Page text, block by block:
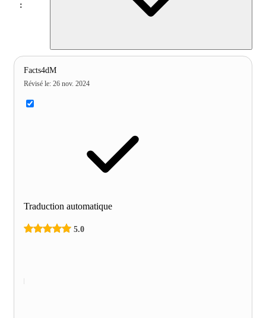
:
Facts4dM
Révisé le: 26 nov. 2024
Traduction automatique
5.0